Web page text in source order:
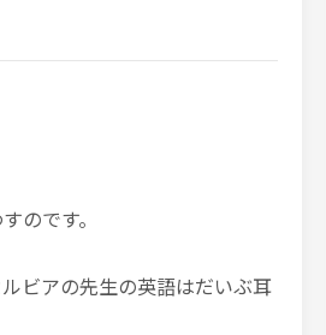
のです。
ビアの先生の英語はだいぶ耳